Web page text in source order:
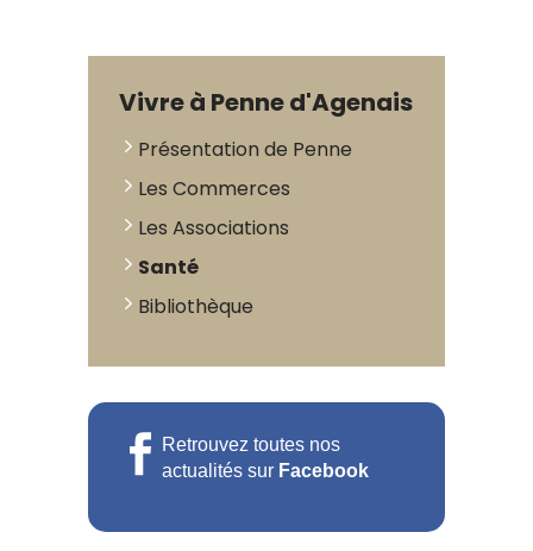
Vivre à Penne d'Agenais
Présentation de Penne
Les Commerces
Les Associations
Santé
Bibliothèque
Retrouvez toutes nos
actualités sur Facebook